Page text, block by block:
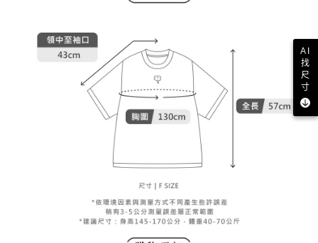
３．收到繳費通知簡訊後14天內，點擊此簡訊中的連結，可透過四大超商／
ATM／網路銀行／等多元方式進行付款，方視為交易完成。
※ 請注意：結帳手續完成當下不需立刻繳費，但若您需要取消訂單，請聯絡
購買商品的店家。未經商家同意取消之訂單仍視為有效，需透過AFTEE先享
後付繳納相關費用。
※ 交易是否成功請以「AFTEE先享後付 」之結帳頁面顯示為準，若有關於
是否繳費成功／繳費後需取消欲退款等相關疑問，請聯繫「AFTEE先享後付
https://netprotections.freshdesk.com/support/home
１．透過由恩沛科技股份有限公司提供之「AFTEE先享後付」服務完成之交
權轉讓予恩沛科技股份有限公司。
２．關於個人資料處理事宜，請瀏覽以下網址：
https://aftee.tw/terms/#terms3
３．未成年的使用者請事先徵得法定代理人或監護人之同意方可使用
「AFTEE先享後付」，若未經同意申辦者引起之損失，本公司不負相關責
萊爾富取貨付款
付款後萊爾富取貨
AI
找
尺
寸